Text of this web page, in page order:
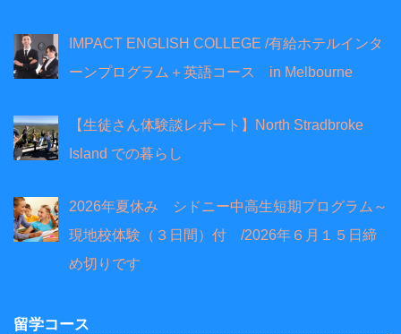
IMPACT ENGLISH COLLEGE /有給ホテルインタ
ーンプログラム＋英語コース in Melbourne
【生徒さん体験談レポート】North Stradbroke
Island での暮らし
2026年夏休み シドニー中高生短期プログラム～
現地校体験（３日間）付 /2026年６月１５日締
め切りです
留学コース